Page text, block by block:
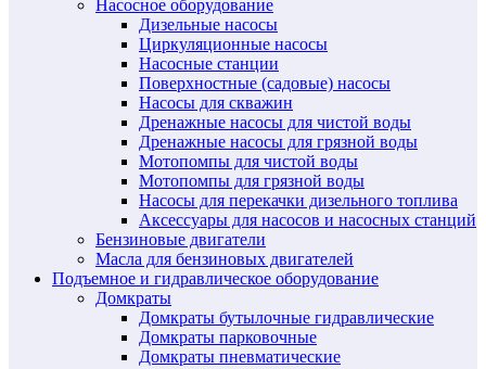
Насосное оборудование
Дизельные насосы
Циркуляционные насосы
Насосные станции
Поверхностные (садовые) насосы
Насосы для скважин
Дренажные насосы для чистой воды
Дренажные насосы для грязной воды
Мотопомпы для чистой воды
Мотопомпы для грязной воды
Насосы для перекачки дизельного топлива
Аксессуары для насосов и насосных станций
Бензиновые двигатели
Масла для бензиновых двигателей
Подъемное и гидравлическое оборудование
Домкраты
Домкраты бутылочные гидравлические
Домкраты парковочные
Домкраты пневматические